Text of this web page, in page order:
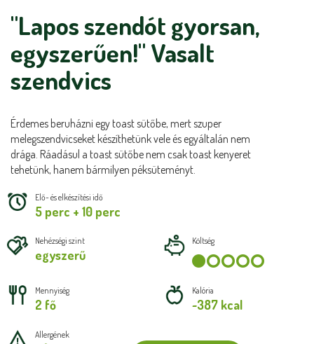
"Lapos szendót gyorsan,
egyszerűen!" Vasalt
szendvics
Érdemes beruházni egy toast sütőbe, mert szuper
melegszendvicseket készíthetünk vele és egyáltalán nem
drága. Ráadásul a toast sütőbe nem csak toast kenyeret
tehetünk, hanem bármilyen péksüteményt.
Elő- és elkészítési idő
5 perc + 10 perc
Nehézségi szint
egyszerű
Költség
Mennyiség
2 fő
Kalória
~387 kcal
Allergének